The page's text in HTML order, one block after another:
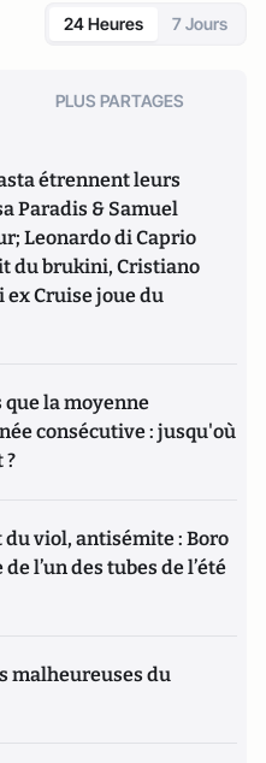
24 Heures 7 Jours
PLUS PARTAGES
étrennent leurs
Paradis & Samuel
Leonardo di Caprio
du brukini, Cristiano
Cruise joue du
la moyenne
consécutive : jusqu'où
?
viol, antisémite : Boro
l’un des tubes de l’été
malheureuses du